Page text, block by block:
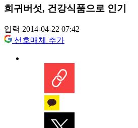
희귀버섯, 건강식품으로 인기
입력 2014-04-22 07:42
선호매체 추가